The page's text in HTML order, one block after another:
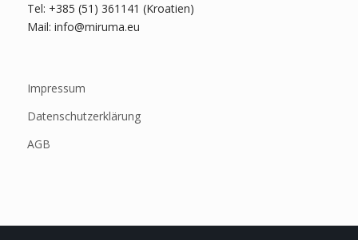
Tel: +385 (51) 361141 (Kroatien)
Mail: info@miruma.eu
Impressum
Datenschutzerklärung
AGB